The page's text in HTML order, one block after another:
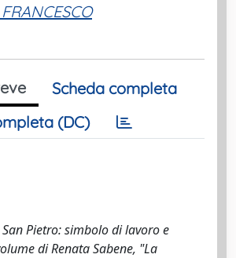
Scheda completa
(DC)
Pietro: simbolo di lavoro e
di Renata Sabene, "La